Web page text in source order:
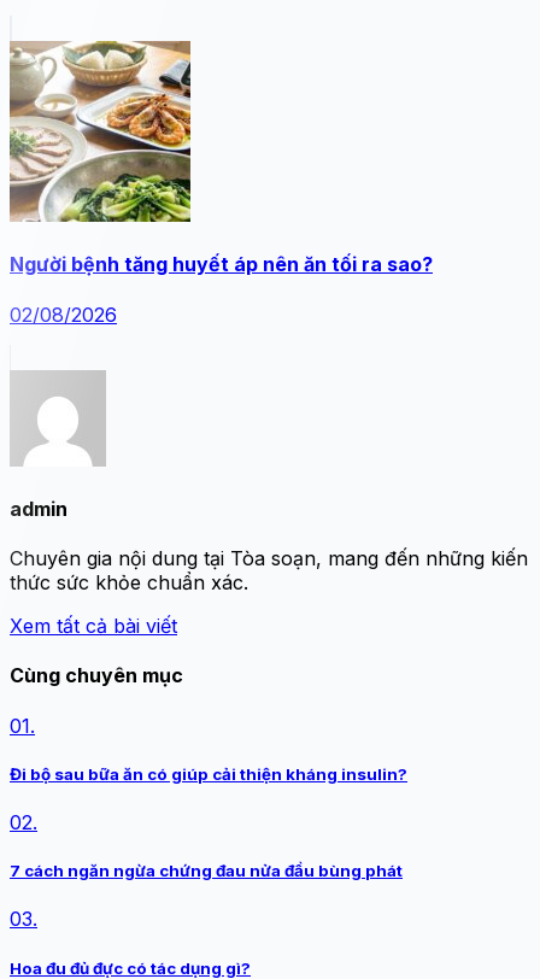
Người bệnh tăng huyết áp nên ăn tối ra sao?
02/08/2026
admin
Chuyên gia nội dung tại Tòa soạn, mang đến những kiến
thức sức khỏe chuẩn xác.
Xem tất cả bài viết
Cùng chuyên mục
01.
Đi bộ sau bữa ăn có giúp cải thiện kháng insulin?
02.
7 cách ngăn ngừa chứng đau nửa đầu bùng phát
03.
Hoa đu đủ đực có tác dụng gì?